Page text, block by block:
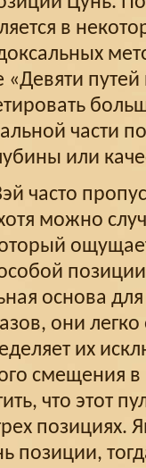
в
«Девяти
части
или
часто
можно
основа
они
их
смещения
что этот
позициях.
позиции,